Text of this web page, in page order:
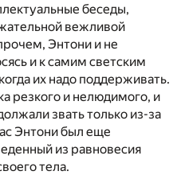
беседы,
вежливой
Энтони и не
и к самим светским
их надо поддерживать.
резкого и нелюдимого, и
звать только из-за
Энтони был еще
из равновесия
тела.